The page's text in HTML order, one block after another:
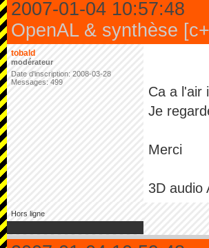
2007-01-04 10:57:48
OpenAL & synthèse
tobald
modérateur
Date d'inscription: 2008-03-28
Messages: 499
Ca a l'air
Je
Merci
3D audio
Hors ligne